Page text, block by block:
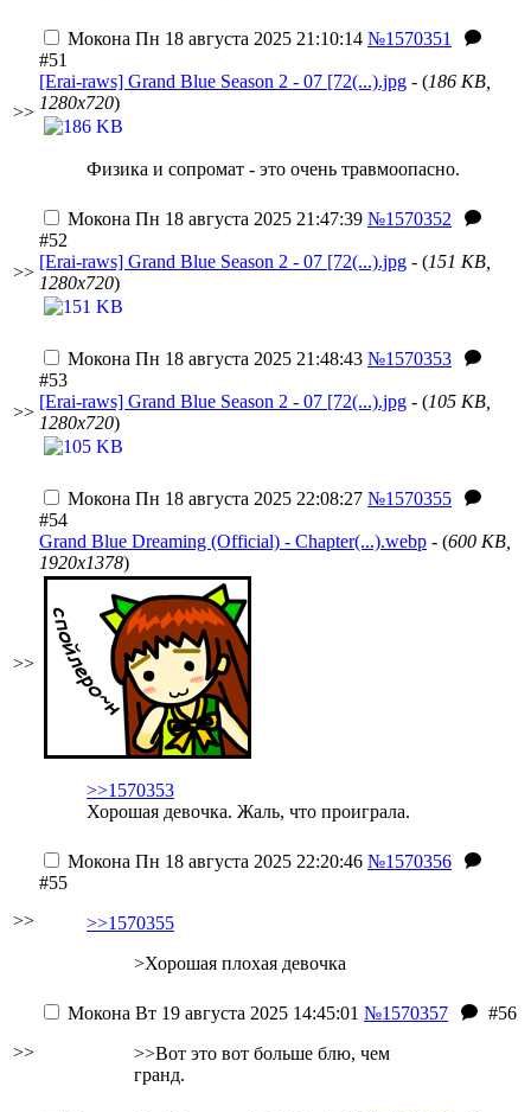
>>
Мокона Пн 18 августа 2025 21:10:14 №1570351
#51
[Erai-raws] Grand Blue Season 2 - 07 [72(...).jpg - (186 KB,
1280x720)
Физика и сопромат - это очень травмоопасно.
>>
Мокона Пн 18 августа 2025 21:47:39 №1570352
#52
[Erai-raws] Grand Blue Season 2 - 07 [72(...).jpg - (151 KB,
1280x720)
>>
Мокона Пн 18 августа 2025 21:48:43 №1570353
#53
[Erai-raws] Grand Blue Season 2 - 07 [72(...).jpg - (105 KB,
1280x720)
>>
Мокона Пн 18 августа 2025 22:08:27 №1570355
#54
Grand Blue Dreaming (Official) - Chapter(...).webp - (600 KB,
1920x1378)
>>1570353
Хорошая девочка. Жаль, что проиграла.
>>
Мокона Пн 18 августа 2025 22:20:46 №1570356
#55
>>1570355
>Хорошая плохая девочка
>>
Мокона Вт 19 августа 2025 14:45:01 №1570357
#56
>>Вот это вот больше блю, чем
гранд.